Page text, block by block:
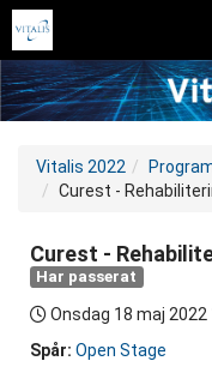
Vitalis 2022
Curest -
Curest -
Har passerat
Onsdag 18 maj 2022
Spår: Open Stage